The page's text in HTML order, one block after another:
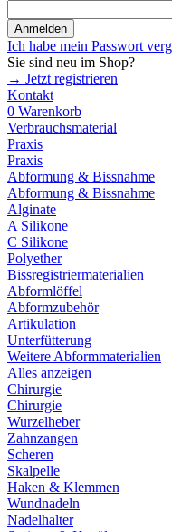
Anmelden
Ich habe mein Passwort
Sie sind neu im Shop?
→ Jetzt registrieren
Kontakt
0 Warenkorb
Verbrauchsmaterial
Praxis
Praxis
Abformung & Bissnahme
Abformung & Bissnahme
Alginate
A Silikone
C Silikone
Polyether
Bissregistriermaterialien
Abformlöffel
Abformzubehör
Artikulation
Unterfütterung
Weitere Abformmaterialien
Alles anzeigen
Chirurgie
Chirurgie
Wurzelheber
Zahnzangen
Scheren
Skalpelle
Haken & Klemmen
Wundnadeln
Nadelhalter